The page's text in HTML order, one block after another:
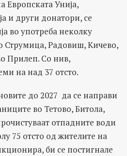
Европската Унија,
и други донатори, се
во употреба неколку
Струмица, Радовиш, Кичево,
Прилеп. Со нив,
на над 37 отсто.
до 2027 да се направи
во Тетово, Битола,
отпадните води
75 отсто од жителите на
би се постигнале